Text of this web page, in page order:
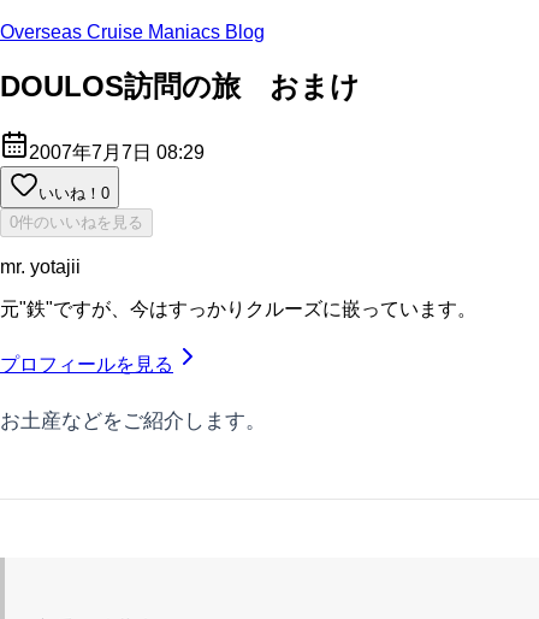
Overseas Cruise Maniacs Blog
DOULOS訪問の旅 おまけ
2007年7月7日 08:29
いいね！ 0
0件のいいねを見る
mr. yotajii
元"鉄"ですが、今はすっかりクルーズに嵌っています。
プロフィールを見る
お土産などをご紹介します。